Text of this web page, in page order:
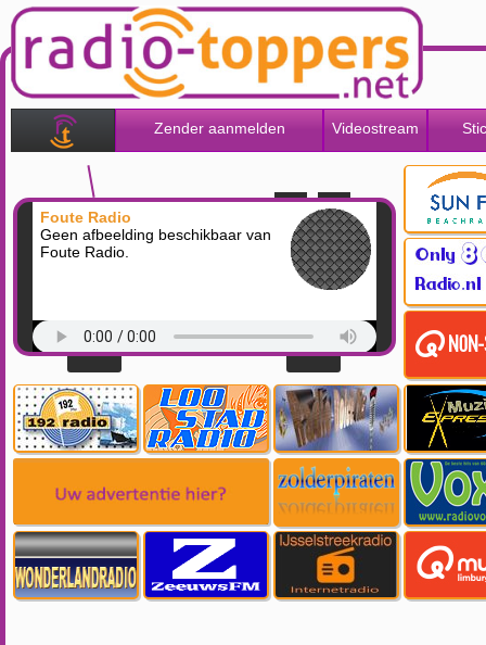
Zender aanmelden Videostream
Foute Radio
Geen afbeelding beschikbaar van
Foute Radio.